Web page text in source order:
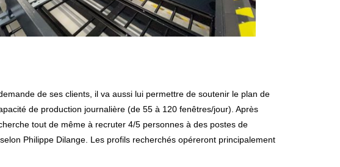
de ses clients, il va aussi lui permettre de soutenir le plan de
de production journalière (de 55 à 120 fenêtres/jour). Après
tout de même à recruter 4/5 personnes à des postes de
Philippe Dilange. Les profils recherchés opéreront principalement